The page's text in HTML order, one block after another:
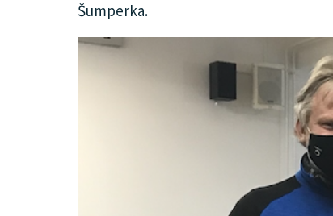
MHD
Šumperka.